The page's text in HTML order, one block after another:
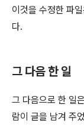
이것을 수정한 파
다.
그 다음 한 일
그 다음으로 한 일
람이 글을 남겨 주